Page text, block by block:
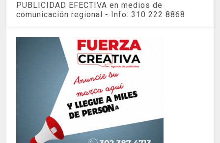
PUBLICIDAD EFECTIVA en medios de
comunicación regional - Info: 310 222 8868